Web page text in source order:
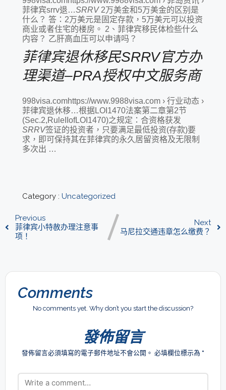
菲律宾srrv退…SRRV2万美金和5万美金的区别是
什么？ 答：2万美元是固定存款，5万美元可以投资
商业或者住宅的楼房。 2、菲律宾移民体检些什么
内容？ 乙肝高血压可以申请吗？
菲律宾退休移民SRRV官方办
理渠道–PRA授权中文服务商
998visa.comhttps://www.9988visa.com › 行业动态 ›
菲律宾退休移…根据LOI1470法案第二章第2节
(Sec.2,RuleIIofLOI1470)之规定：合资格获发
SRRV签证的投资者，只要满足最低投资(存款)要
求，即可保持其在菲律宾的永久居留资格及无限制
多次出 …
Category : Uncategorized
Previous
菲律宾小特赦办理注意事
项！
Next
马尼拉交通违章怎么缴费？
Comments
No comments yet. Why don’t you start the discussion?
發佈留言
發佈留言必須填寫的電子郵件地址不會公開。 必填欄位標示為 *